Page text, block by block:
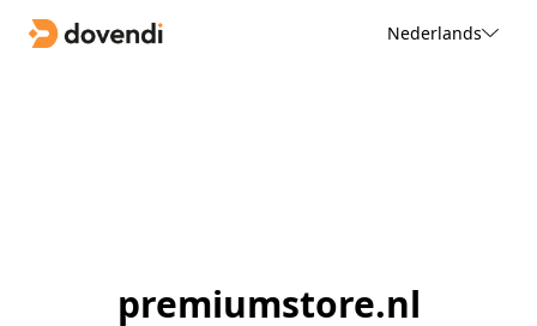
Nederlands
premiumstore.nl